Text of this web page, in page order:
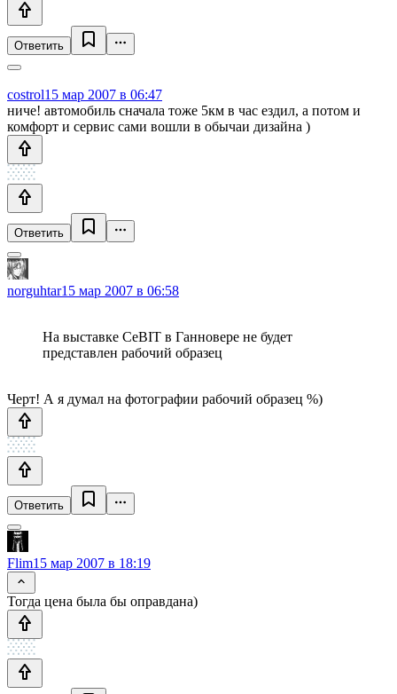
Ответить
costrol15 мар 2007 в 06:47
ниче! автомобиль сначала тоже 5км в час ездил, а потом и
комфорт и сервис сами вошли в обычаи дизайна )
Ответить
norguhtar15 мар 2007 в 06:58
На выставке CeBIT в Ганновере не будет
представлен рабочий образец
Черт! А я думал на фотографии рабочий образец %)
Ответить
Flim15 мар 2007 в 18:19
Тогда цена была бы оправдана)